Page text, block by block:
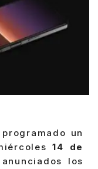
programado un
14 de
los